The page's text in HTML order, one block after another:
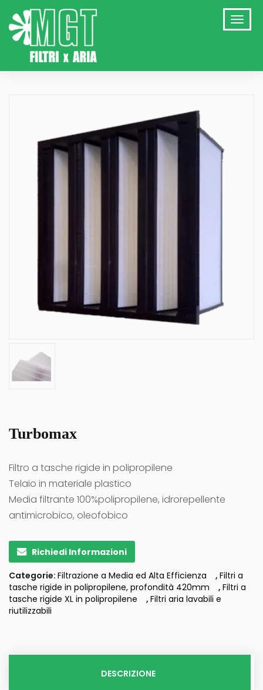
Turbomax
Filtro a tasche rigide in polipropilene
Telaio in materiale plastico
Media filtrante 100%polipropilene, idrorepellente
antimicrobico, oleofobico
Richiedi Informazioni
Categorie: Filtrazione a Media ed Alta Efficienza , Filtri a
tasche rigide in polipropilene, profondità 420mm
, Filtri a
tasche rigide XL in polipropilene
, Filtri aria lavabili e
riutilizzabili
DESCRIZIONE